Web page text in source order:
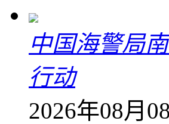
中国海警局
行动
2026年08月